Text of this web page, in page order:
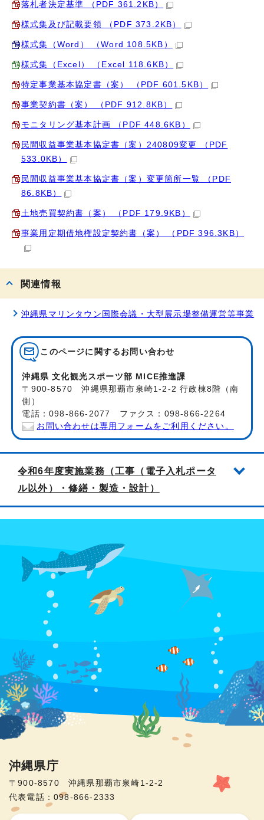
落札者決定基準 （PDF 361.2KB）
様式集及び記載要領 （PDF 373.2KB）
様式集（Word） （Word 108.5KB）
様式集（Excel） （Excel 118.6KB）
特定事業基本協定書（案） （PDF 601.5KB）
事業契約書（案） （PDF 912.8KB）
モニタリング基本計画 （PDF 448.6KB）
民間収益事業基本協定書（案）240809変更 （PDF
533.0KB）
民間収益事業基本協定書（案）変更箇所一覧 （PDF
86.8KB）
土地売買契約書（案） （PDF 179.9KB）
事業用定期借地権設定契約書（案） （PDF 396.3KB）
関連情報
沖縄県マリンタウン国際会議・大型展示場整備運営等事業
このページに関する お問い合わせ
沖縄県 文化観光スポーツ部 MICE推進課
〒900-8570 沖縄県那覇市泉崎1-2-2 行政棟8階（南
側）
電話：098-866-2077 ファクス：098-866-2264
お問い合わせは専用フォームをご利用ください。
令和6年度実施業務（工事（電子入札ポータ
ル以外）・修繕・製造・設計）
沖縄県庁
〒900-8570 沖縄県那覇市泉崎1-2-2
代表電話：098-866-2333